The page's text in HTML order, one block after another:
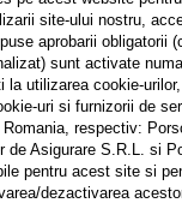
primit mesajul:*
site-ului nostru,
aprobarii obligatorii
sunt activate
la utilizarea cookie-
uri si furnizorii de
Romania, respectiv:
de Asigurare S.R.L. si
pentru acest site si
dezactivarea